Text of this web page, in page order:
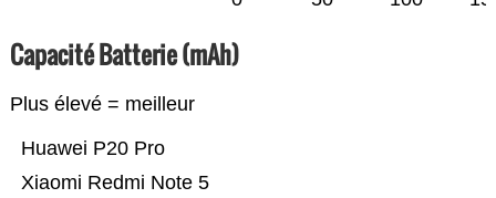
Capacité Batterie (mAh)
Plus élevé = meilleur
Xiaomi Redmi Note 5
Huawei P20 Pro